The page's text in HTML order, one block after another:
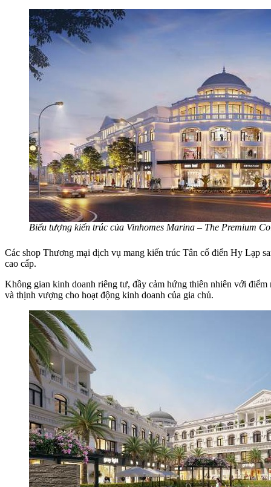
Biểu tượng kiến trúc của Vinhomes Marina – The Premium
Các shop Thương mại dịch vụ mang kiến trúc Tân cổ điển Hy Lạp
cao cấp.
Không gian kinh doanh riêng tư, đầy cảm hứng thiên nhiên với
và thịnh vượng cho hoạt động kinh doanh của gia chủ.